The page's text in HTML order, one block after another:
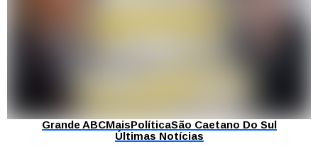
Grande ABCMaisPolíticaSão Caetano Do Sul
Últimas Notícias